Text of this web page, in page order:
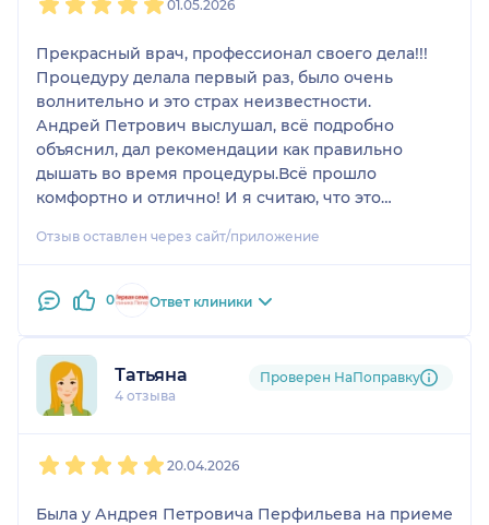
01.05.2026
Прекрасный врач, профессионал своего дела!!!
Процедуру делала первый раз, было очень
волнительно и это страх неизвестности.
Андрей Петрович выслушал, всё подробно
объяснил, дал рекомендации как правильно
дышать во время процедуры.Всё прошло
комфортно и отлично! И я считаю, что это
рассказывал и объснял!!! Спасибо огромное!!!
Отзыв оставлен через сайт/приложение
0 Ответ клиники
Татьяна
4 отзыва
Проверен НаПоправку
20.04.2026
Была у Андрея Петровича Перфильева на приеме